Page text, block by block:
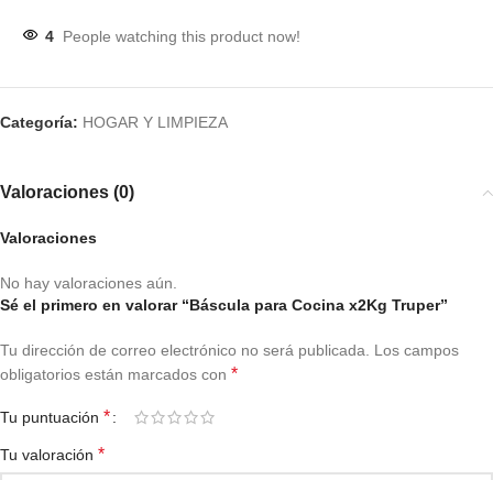
4 People watching this product now!
Categoría: HOGAR Y LIMPIEZA
Valoraciones (0)
Valoraciones
No hay valoraciones aún.
Sé el primero en valorar “Báscula para Cocina x2Kg Truper”
Tu dirección de correo electrónico no será publicada.
Los campos
obligatorios están marcados con *
Tu puntuación *
Tu valoración *